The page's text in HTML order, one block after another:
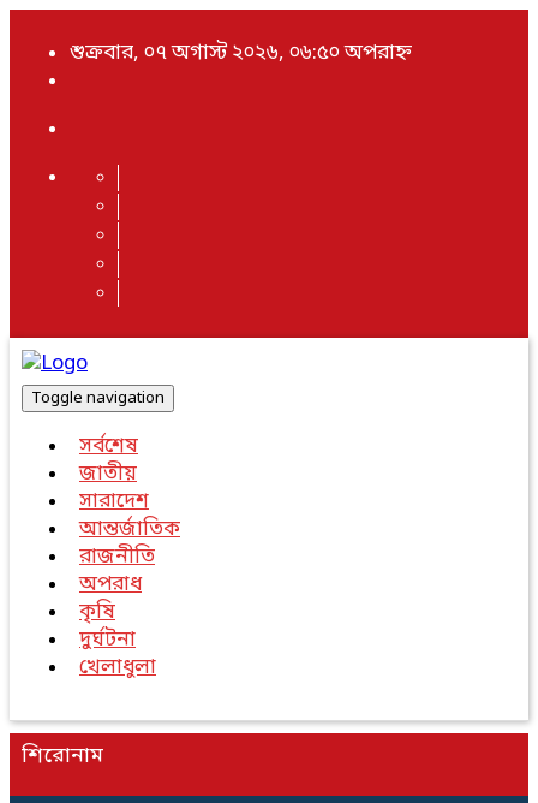
শুক্রবার, ০৭ অগাস্ট ২০২৬, ০৬:৫০ অপরাহ্ন
Toggle navigation
সর্বশেষ
জাতীয়
সারাদেশ
আন্তর্জাতিক
রাজনীতি
অপরাধ
কৃষি
দুর্ঘটনা
খেলাধুলা
শিরোনাম